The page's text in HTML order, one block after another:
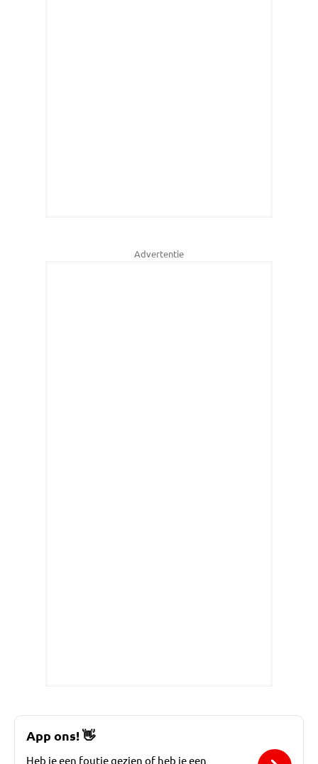
Advertentie
App ons!👋
Heb je een foutje gezien of heb je een